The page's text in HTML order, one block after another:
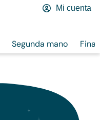
Segunda mano
Mi cuenta